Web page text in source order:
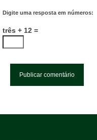
Digite uma resposta em números:
três + 12 =